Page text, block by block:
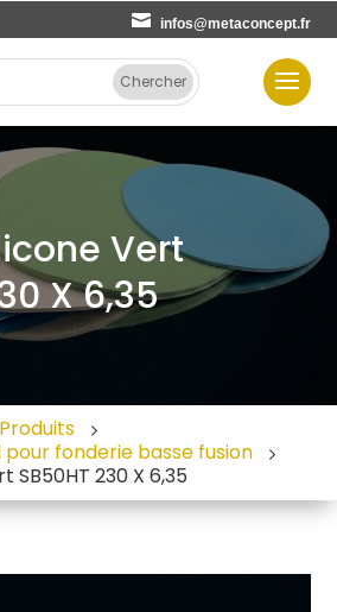
infos@metaconcept.fr
Vert
X 6,35
Produits
fonderie basse fusion
SB50HT 230 X 6,35